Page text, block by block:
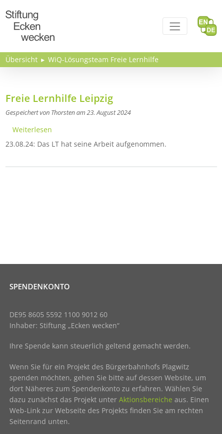
Übersicht WiQ-Lösungsteam Freie Lernhilfe
Freie Lernhilfe Leipzig
Gespeichert von Thorstenam23. August 2024
Weiterlesenüber Freie Lernhilfe Leipzig
23.08.24: Das LT hat seine Arbeit aufgenommen.
SPENDENKONTO
DE95 8605 5592 1100 9012 60
Inhaber: Stiftung „Ecken wecken“
Ihre Spende kann steuerlich geltend gemacht werden.
Wenn Sie für ein Projekt des Bürgerbahnhofs Plagwitz
spenden möchten, gehen Sie bitte auf dessen Website, um
dort Näheres zum Spendenkonto zu erfahren. Wählen Sie
dazu zunächst das Projekt unterAktionsbereiche aus. Einen
Web-Link zur Webseite des Projekts finden Sie am rechten
Seitenrand unten.